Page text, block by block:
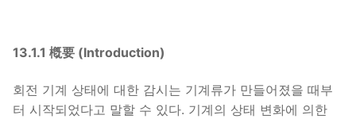
13.1.1 槪要 (Introduction)
회전 기계 상태에 대한 감시는 기계류가 만들어졌을 때부
터 시작되었다고 말할 수 있다. 기계의 상태 변화에 의한